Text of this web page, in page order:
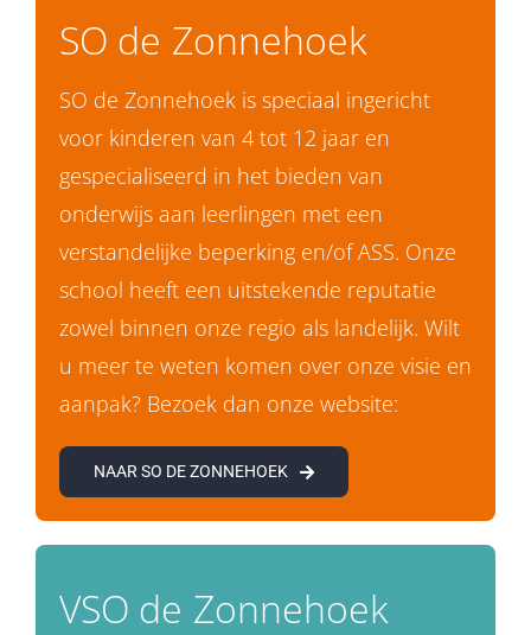
SO de Zonnehoek
SO de Zonnehoek is speciaal ingericht
voor kinderen van 4 tot 12 jaar en
gespecialiseerd in het bieden van
onderwijs aan leerlingen met een
verstandelijke beperking en/of ASS. Onze
school heeft een uitstekende reputatie
zowel binnen onze regio als landelijk. Wilt
u meer te weten komen over onze visie en
aanpak? Bezoek dan onze website:
NAAR SO DE ZONNEHOEK
VSO de Zonnehoek